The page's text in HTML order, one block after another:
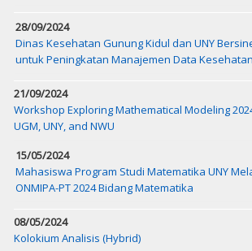
28/09/2024
Dinas Kesehatan Gunung Kidul dan UNY
untuk Peningkatan Manajemen Data Kesehatan
21/09/2024
Workshop Exploring Mathematical Modeling
UGM, UNY, and NWU
15/05/2024
Mahasiswa Program Studi Matematika UNY
ONMIPA-PT 2024 Bidang Matematika
08/05/2024
Kolokium Analisis (Hybrid)